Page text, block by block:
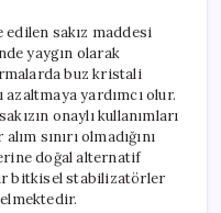
sakız maddesi
yaygın olarak
buz kristali
azaltmaya yardımcı olur.
onaylı kullanımları
sınırı olmadığını
doğal alternatif
bitkisel stabilizatörler